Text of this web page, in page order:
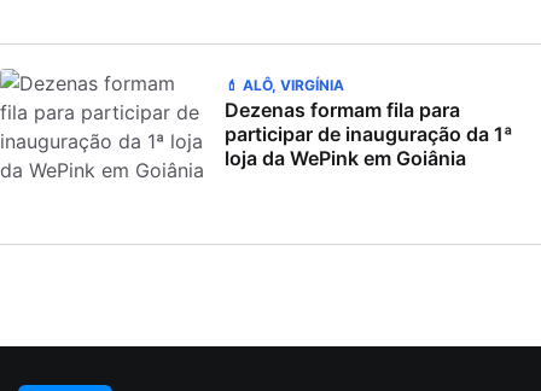
💄 ALÔ, VIRGÍNIA
Dezenas formam fila para
participar de inauguração da 1ª
loja da WePink em Goiânia